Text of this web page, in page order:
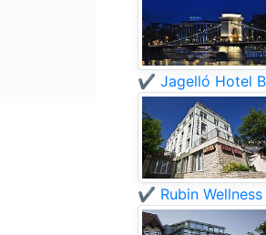
✔️ Jagelló Hotel
✔️ Rubin